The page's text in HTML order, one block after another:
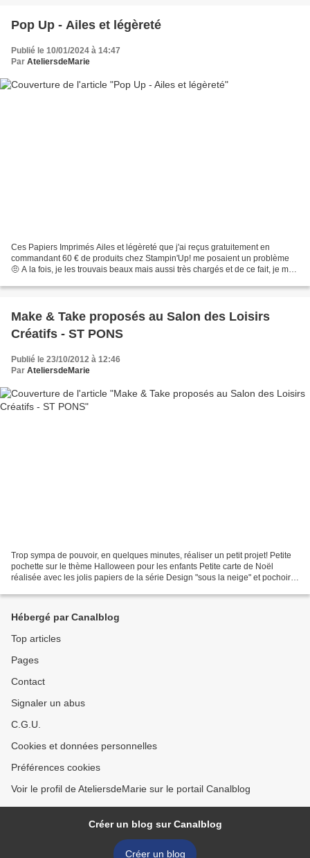
Pop Up - Ailes et légèreté
Publié le 10/01/2024 à 14:47
Par AteliersdeMarie
Ces Papiers Imprimés Ailes et légèreté que j'ai reçus gratuitement en
commandant 60 € de produits chez Stampin'Up! me posaient un problème
🤨 A la fois, je les trouvais beaux mais aussi très chargés et de ce fait, je me
Make & Take proposés au Salon des Loisirs
Créatifs - ST PONS
Publié le 23/10/2012 à 12:46
Par AteliersdeMarie
Trop sympa de pouvoir, en quelques minutes, réaliser un petit projet! Petite
pochette sur le thème Halloween pour les enfants Petite carte de Noël
réalisée avec les jolis papiers de la série Design "sous la neige" et pochoir à
Hébergé par Canalblog
Top articles
Pages
Contact
Signaler un abus
C.G.U.
Cookies et données personnelles
Préférences cookies
Voir le profil de AteliersdeMarie sur le portail Canalblog
Créer un blog sur Canalblog
Créer un blog